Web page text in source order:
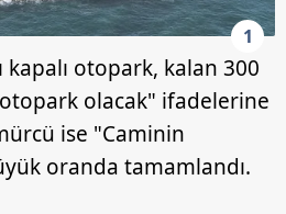
1
kapalı otopark, kalan 300
otopark olacak" ifadelerine
ise "Caminin
oranda tamamlandı.